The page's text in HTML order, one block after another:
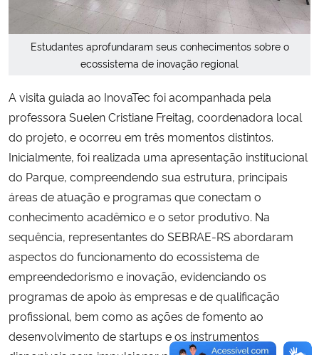
Estudantes aprofundaram seus conhecimentos sobre o
ecossistema de inovação regional
A visita guiada ao InovaTec foi acompanhada pela
professora Suelen Cristiane Freitag, coordenadora local
do projeto, e ocorreu em três momentos distintos.
Inicialmente, foi realizada uma apresentação institucional
do Parque, compreendendo sua estrutura, principais
áreas de atuação e programas que conectam o
conhecimento acadêmico e o setor produtivo. Na
sequência, representantes do SEBRAE-RS abordaram
aspectos do funcionamento do ecossistema de
empreendedorismo e inovação, evidenciando os
programas de apoio às empresas e de qualificação
profissional, bem como as ações de fomento ao
desenvolvimento de startups e os instrumentos